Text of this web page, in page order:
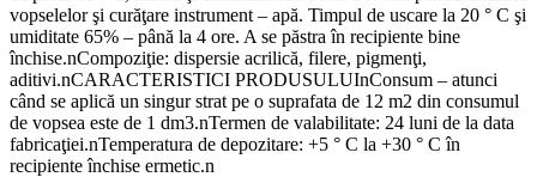
vopselelor şi curăţare instrument – apă. Timpul de uscare la 20 ° C şi
umiditate 65% – până la 4 ore. A se păstra în recipiente bine
închise.nCompoziţie: dispersie acrilică, filere, pigmenţi,
aditivi.nCARACTERISTICI PRODUSULUInConsum – atunci
când se aplică un singur strat pe o suprafata de 12 m2 din consumul
de vopsea este de 1 dm3.nTermen de valabilitate: 24 luni de la data
fabricaţiei.nTemperatura de depozitare: +5 ° C la +30 ° C în
recipiente închise ermetic.n